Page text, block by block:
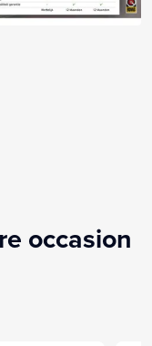
occasion